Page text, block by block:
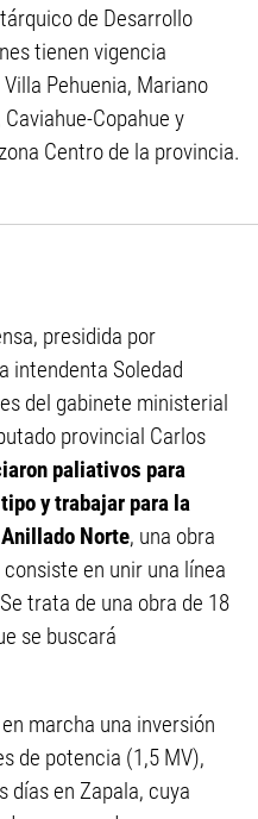
de Desarrollo
tienen vigencia
Pehuenia, Mariano
Copahue y
Centro de la provincia.
presidida por
intendenta Soledad
del gabinete ministerial
provincial Carlos
paliativos para
y trabajar para la
Norte, una obra
en unir una línea
trata de una obra de 18
se buscará
marcha una inversión
de potencia (1,5 MV),
días en Zapala, cuya